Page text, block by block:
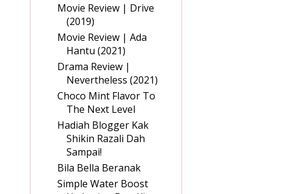
Movie Review | Drive
(2019)
Movie Review | Ada
Hantu (2021)
Drama Review |
Nevertheless (2021)
Choco Mint Flavor To
The Next Level
Hadiah Blogger Kak
Shikin Razali Dah
Sampai!
Bila Bella Beranak
Simple Water Boost